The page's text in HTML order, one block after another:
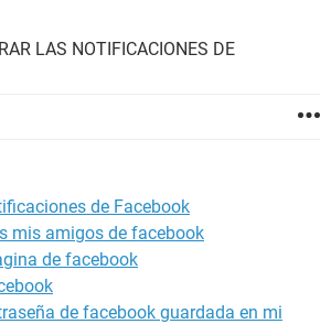
LAS NOTIFICACIONES DE
de Facebook
mis amigos de facebook
de facebook
de facebook guardada en mi